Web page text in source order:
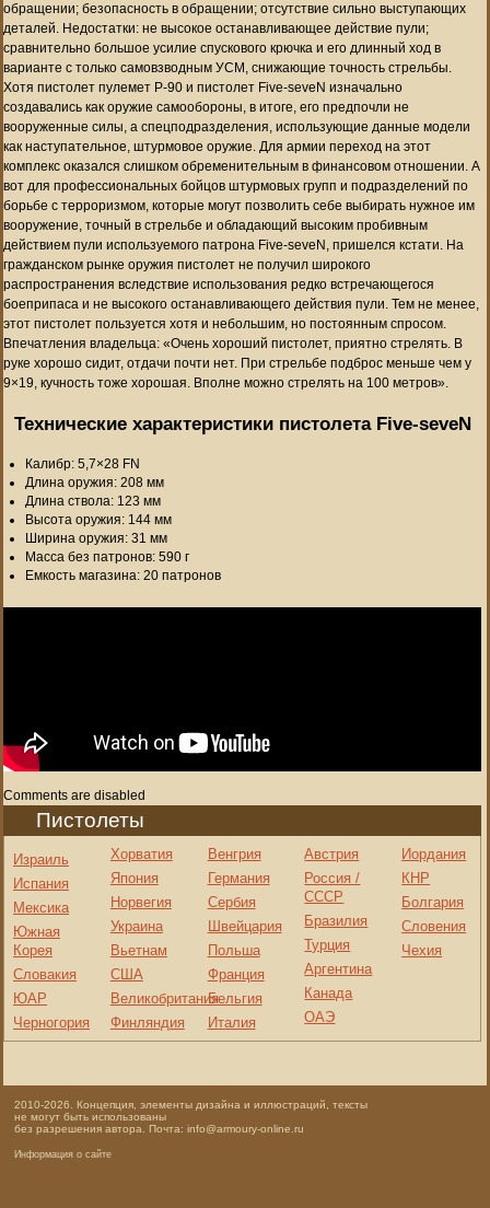
обращении; безопасность в обращении; отсутствие сильно выступающих
деталей. Недостатки: не высокое останавливающее действие пули;
сравнительно большое усилие спускового крючка и его длинный ход в
варианте с только самовзводным УСМ, снижающие точность стрельбы.
Хотя пистолет пулемет P-90 и пистолет Five-seveN изначально
создавались как оружие самообороны, в итоге, его предпочли не
вооруженные силы, а спецподразделения, использующие данные модели
как наступательное, штурмовое оружие. Для армии переход на этот
комплекс оказался слишком обременительным в финансовом отношении. А
вот для профессиональных бойцов штурмовых групп и подразделений по
борьбе с терроризмом, которые могут позволить себе выбирать нужное им
вооружение, точный в стрельбе и обладающий высоким пробивным
действием пули используемого патрона Five-seveN, пришелся кстати. На
гражданском рынке оружия пистолет не получил широкого
распространения вследствие использования редко встречающегося
боеприпаса и не высокого останавливающего действия пули. Тем не менее,
этот пистолет пользуется хотя и небольшим, но постоянным спросом.
Впечатления владельца: «Очень хороший пистолет, приятно стрелять. В
руке хорошо сидит, отдачи почти нет. При стрельбе подброс меньше чем у
9×19, кучность тоже хорошая. Вполне можно стрелять на 100 метров».
Технические характеристики пистолета Five-seveN
Калибр: 5,7×28 FN
Длина оружия: 208 мм
Длина ствола: 123 мм
Высота оружия: 144 мм
Ширина оружия: 31 мм
Масса без патронов: 590 г
Емкость магазина: 20 патронов
Comments are disabled
Пистолеты
Израиль
Испания
Мексика
Южная
Корея
Словакия
ЮАР
Черногория
Хорватия
Япония
Норвегия
Украина
Вьетнам
США
Великобритания
Финляндия
Венгрия
Германия
Сербия
Швейцария
Польша
Франция
Бельгия
Италия
Австрия
Россия /
СССР
Бразилия
Турция
Аргентина
Канада
ОАЭ
Иордания
КНР
Болгария
Словения
Чехия
2010-2026. Концепция, элементы дизайна и иллюстраций, тексты
не могут быть использованы
без разрешения автора. Почта: info@armoury-online.ru
Информация о сайте